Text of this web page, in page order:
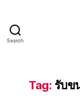
Search
Tag: รับข